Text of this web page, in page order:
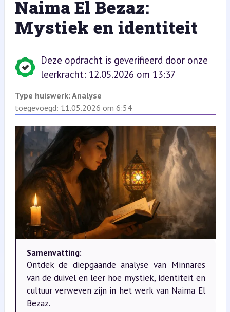
Naima El Bezaz:
Mystiek en identiteit
Deze opdracht is geverifieerd door onze
leerkracht: 12.05.2026 om 13:37
Type huiswerk: Analyse
toegevoegd: 11.05.2026 om 6:54
Samenvatting:
Ontdek de diepgaande analyse van Minnares
van de duivel en leer hoe mystiek, identiteit en
cultuur verweven zijn in het werk van Naima El
Bezaz.